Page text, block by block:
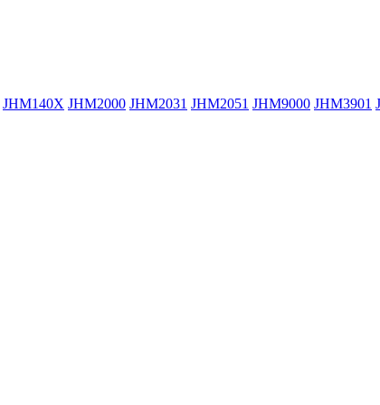
JHM140X JHM2000 JHM2031 JHM2051 JHM9000 JHM3901